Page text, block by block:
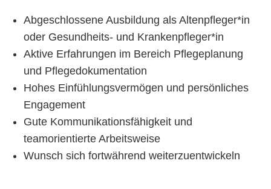
Abgeschlossene Ausbildung als Altenpfleger*in
oder Gesundheits- und Krankenpfleger*in
Aktive Erfahrungen im Bereich Pflegeplanung
und Pflegedokumentation
Hohes Einfühlungsvermögen und persönliches
Engagement
Gute Kommunikationsfähigkeit und
teamorientierte Arbeitsweise
Wunsch sich fortwährend weiterzuentwickeln